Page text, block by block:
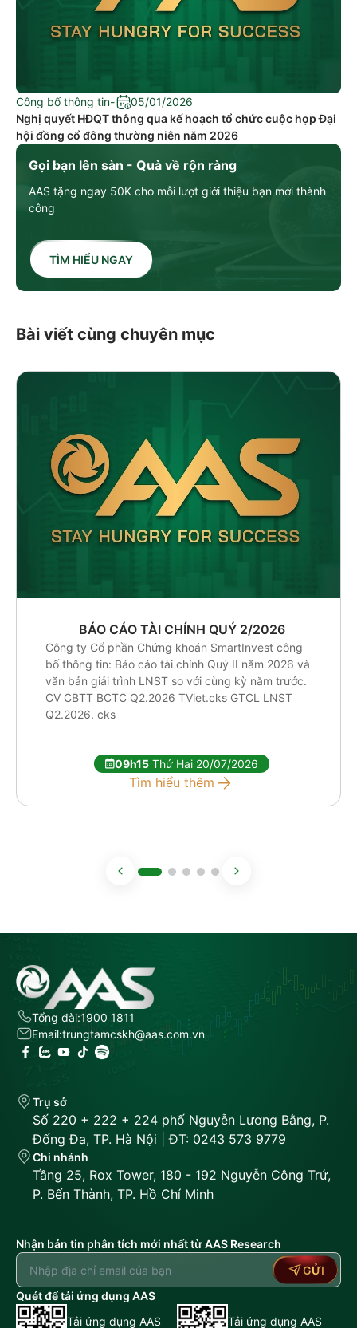
Gọi bạn lên sàn - Quà về rộn ràng
AAS tặng ngay 50K cho mỗi lượt giới thiệu bạn mới thành
công
TÌM HIỂU NGAY
Công bố thông tin-
05/01/2026
Nghị quyết HĐQT thông qua kế hoạch tổ chức cuộc họp Đại
hội đồng cổ đông thường niên năm 2026
Bài viết cùng chuyên mục
BÁO CÁO TÀI CHÍNH QUÝ 2/2026
Công ty Cổ phần Chứng khoán SmartInvest công
bố thông tin: Báo cáo tài chính Quý II năm 2026 và
văn bản giải trình LNST so với cùng kỳ năm trước.
CV CBTT BCTC Q2.2026 TViet.cks GTCL LNST
Q2.2026. cks
09h15 Thứ Hai 20/07/2026
Tìm hiểu thêm
Tổng đài:1900 1811
Email:trungtamcskh@aas.com.vn
Trụ sở
Số 220 + 222 + 224 phố Nguyễn Lương Bằng, P.
Đống Đa, TP. Hà Nội | ĐT: 0243 573 9779
Chi nhánh
Tầng 25, Rox Tower, 180 - 192 Nguyễn Công Trứ,
P. Bến Thành, TP. Hồ Chí Minh
Nhận bản tin phân tích mới nhất từ AAS Research
GỬI
Quét để tải ứng dụng AAS
Tải ứng dụng AAS
Tải ứng dụng AAS